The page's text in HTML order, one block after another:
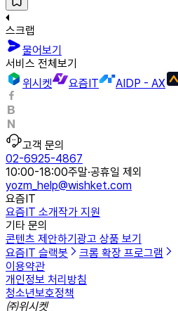
스크랩
물어보기
서비스 전체보기
위시켓
요즘IT AIDP - AX
고객 문의
02-6925-4867
10:00-18:00주말·공휴일 제외
yozm_help@wishket.com
요즘IT
요즘IT 소개작가 지원
기타 문의
콘텐츠 제안하기 광고 상품 보기
요즘IT 슬랙봇
크롬 확장 프로그램
이용약관
개인정보 처리방침
청소년보호정책
㈜위시켓